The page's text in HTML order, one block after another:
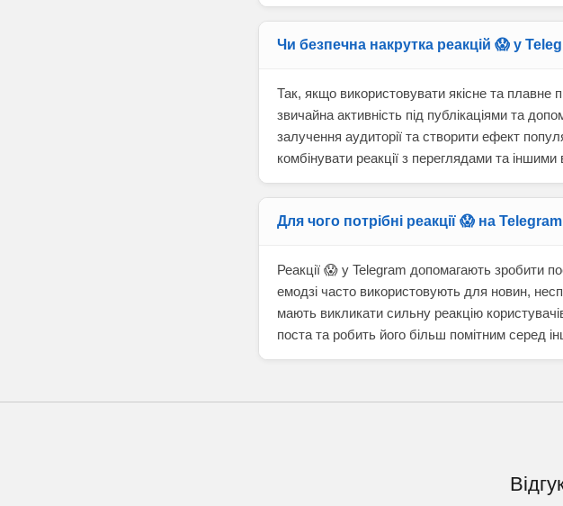
Чи безпечна накрутка реакцій 😱 у
Так, якщо використовувати якісне та плавне
звичайна активність під публікаціями та
залучення аудиторії та створити ефект
комбінувати реакції з переглядами та іншими
Для чого потрібні реакції 😱 на
Реакції 😱 у Telegram допомагають зробити
емодзі часто використовують для новин,
мають викликати сильну реакцію
поста та робить його більш помітним серед